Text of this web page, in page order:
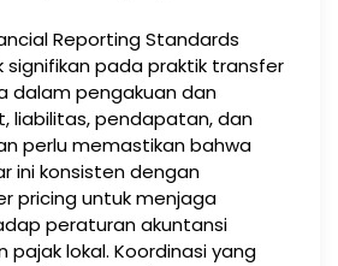
Reporting Standards
signifikan pada praktik transfer
dalam pengakuan dan
liabilitas, pendapatan, dan
perlu memastikan bahwa
ini konsisten dengan
pricing untuk menjaga
peraturan akuntansi
pajak lokal. Koordinasi yang